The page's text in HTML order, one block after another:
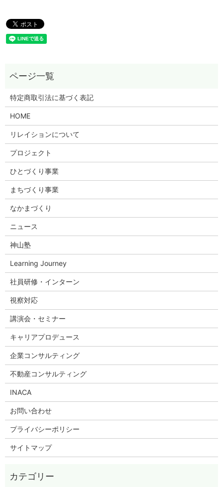
特定商取引法に基づく表記
HOME
リレイションについて
プロジェクト
ひとづくり事業
まちづくり事業
なかまづくり
ニュース
神山塾
Learning Journey
社員研修・インターン
視察対応
講演会・セミナー
キャリアプロデュース
企業コンサルティング
不動産コンサルティング
INACA
お問い合わせ
プライバシーポリシー
サイトマップ